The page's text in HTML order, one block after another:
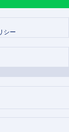
シー